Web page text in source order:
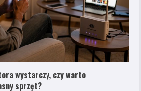
wystarczy, czy warto
sprzęt?